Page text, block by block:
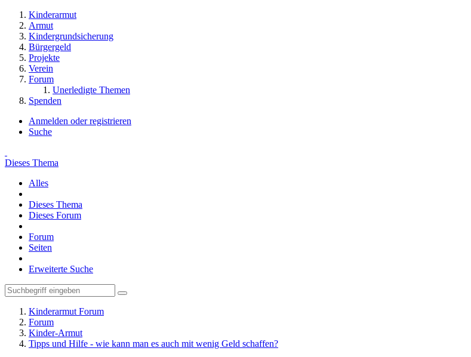
Kinderarmut
Armut
Kindergrundsicherung
Bürgergeld
Projekte
Verein
Forum
Unerledigte Themen
Spenden
Anmelden oder registrieren
Suche
Dieses Thema
Alles
Dieses Thema
Dieses Forum
Forum
Seiten
Erweiterte Suche
Kinderarmut Forum
Forum
Kinder-Armut
Tipps und Hilfe - wie kann man es auch mit wenig Geld schaffen?